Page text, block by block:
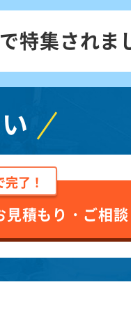
特集されま
完了！
見積もり・ご相談